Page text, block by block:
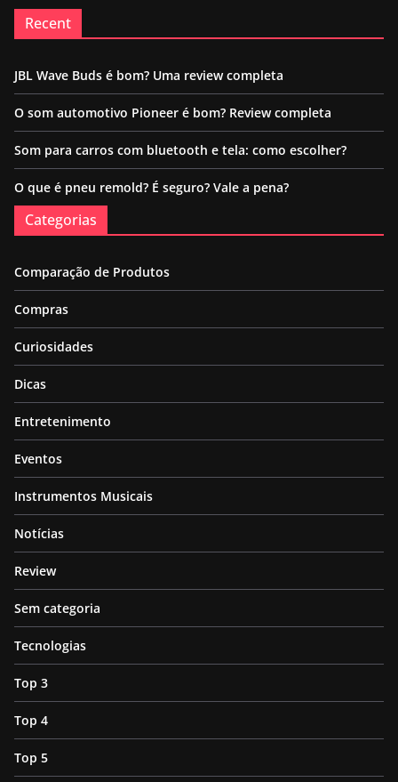
Recent
JBL Wave Buds é bom? Uma review completa
O som automotivo Pioneer é bom? Review completa
Som para carros com bluetooth e tela: como escolher?
O que é pneu remold? É seguro? Vale a pena?
Categorias
Comparação de Produtos
Compras
Curiosidades
Dicas
Entretenimento
Eventos
Instrumentos Musicais
Notícias
Review
Sem categoria
Tecnologias
Top 3
Top 4
Top 5